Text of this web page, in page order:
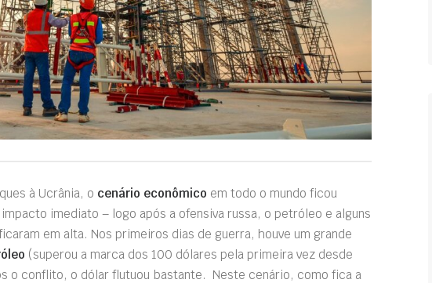
à Ucrânia, o cenário econômico em todo o mundo ficou
imediato – logo após a ofensiva russa, o petróleo e alguns
em alta. Nos primeiros dias de guerra, houve um grande
(superou a marca dos 100 dólares pela primeira vez desde
o conflito, o dólar flutuou bastante. Neste cenário, como fica a